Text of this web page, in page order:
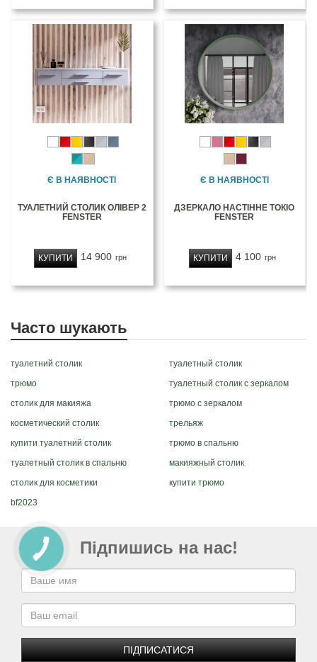
Є В НАЯВНОСТІ
ТУАЛЕТНИЙ СТОЛИК ОЛІВЕР 2
FENSTER
14 900 грн
КУПИТИ
Є В НАЯВНОСТІ
ДЗЕРКАЛО НАСТІННЕ ТОКІО
FENSTER
4 100 грн
КУПИТИ
Часто шукають
туалетний столик
туалетный столик
трюмо
туалетный столик с зеркалом
столик для макияжа
трюмо с зеркалом
косметический столик
трельяж
купити туалетний столик
трюмо в спальню
туалетный столик в спальню
макияжный столик
столик для косметики
купити трюмо
bf2023
Підпишись на нас!
ПІДПИСАТИСЯ